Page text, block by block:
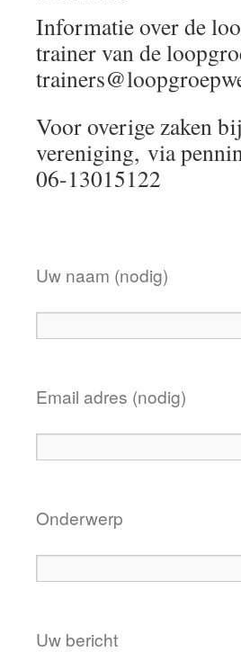
Informatie over de
trainer van de
Voor overige zaken
vereniging, via
06-13015122
Uw naam (nodig)
Email adres (nodig)
Onderwerp
Uw bericht